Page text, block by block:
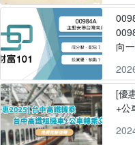
向
[優
+公